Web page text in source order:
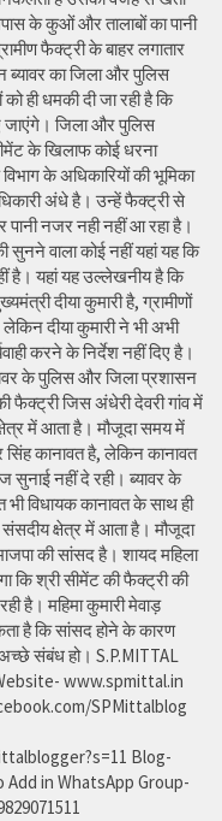
के कुओं और तालाबों का पानी
फैक्ट्री के बाहर लगातार
का जिला और पुलिस
ही धमकी दी जा रही है कि
जिला और पुलिस
के खिलाफ कोई धरना
के अधिकारियों की भूमिका
अंधे है। उन्हें फैक्ट्री से
नजर नही नहीं आ रहा है।
सुनने वाला कोई नहीं यहां यह कि
है। यहां यह उल्लेखनीय है कि
दीया कुमारी है, ग्रामीणों
दीया कुमारी ने भी अभी
करने के निर्देश नहीं दिए है।
के पुलिस और जिला प्रशासन
फैक्ट्री जिस अंधेरी देवरी गांव में
में आता है। मौजूदा समय में
सिंह कानावत है, लेकिन कानावत
सुनाई नहीं दे रही। ब्यावर के
भी विधायक कानावत के साथ ही
क्षेत्र में आता है। मौजूदा
की सांसद है। शायद महिला
कि श्री सीमेंट की फैक्ट्री की
है। महिमा कुमारी मेवाड़
है कि सांसद होने के कारण
संबंध हो। S.P.MITTAL
www.spmittal.in
SPMittalblog
Blog-
in WhatsApp Group-